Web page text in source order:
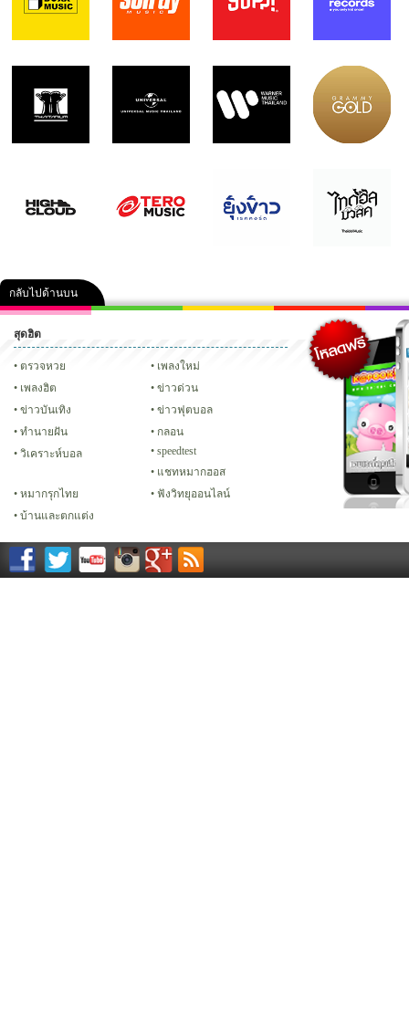
กลับไปด้านบน
คลิป ภาพ ปฏิทิน 2556 เฟซบุ๊ก ทวิ
Glitter
สุดฮิต
ตรวจหวย
เพลงใหม่
เพลงฮิต
ข่าวด่วน
ข่าวบันเทิง
ข่าวฟุตบอล
ทํานายฝัน
กลอน
วิเคราะห์บอล
speedtest
แชทหมากฮอส
หมากรุกไทย
ฟังวิทยุออนไลน์
บ้านและตกแต่ง